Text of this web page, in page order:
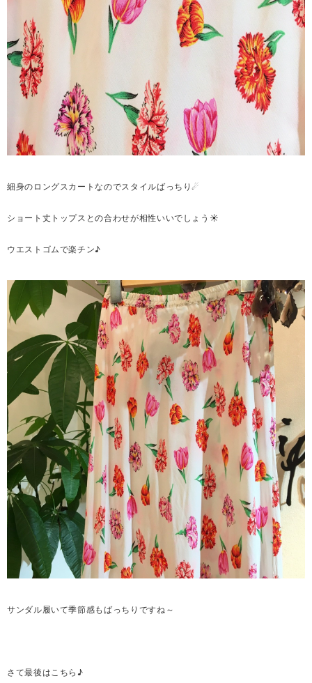
細身のロングスカートなのでスタイルばっちり☄
ショート丈トップスとの合わせが相性いいでしょう☀
ウエストゴムで楽チン♪
サンダル履いて季節感もばっちりですね～
さて最後はこちら♪